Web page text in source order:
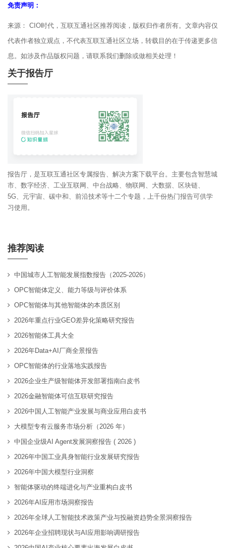
免责声明：
来源： CIO时代，互联互通社区推荐阅读，版权归作者所有。文章内容仅
代表作者独立观点，不代表互联互通社区立场，转载目的在于传递更多信
息。如涉及作品版权问题，请联系我们删除或做相关处理！
关于报告厅
报告厅，是互联互通社区专属报告、解决方案下载平台。主要包含智慧城
市、数字经济、工业互联网、中台战略、物联网、大数据、区块链、
5G、元宇宙、碳中和、前沿技术等十二个专题，上千份热门报告可供学
习使用。
推荐阅读
中国城市人工智能发展指数报告（2025-2026）
OPC智能体定义、能力等级与评价体系
OPC智能体与其他智能体的本质区别
2026年重点行业GEO差异化策略研究报告
2026智能体工具大全
2026年Data+AI厂商全景报告
OPC智能体的行业落地实践报告
2026企业生产级智能体开发部署指南白皮书
2026金融智能体可信互联研究报告
2026中国人工智能产业发展与商业应用白皮书
大模型专有云服务市场分析（2026 年）
中国企业级AI Agent发展洞察报告 ( 2026 )
2026年中国工业具身智能行业发展研究报告
2026年中国大模型行业洞察
智能体驱动的终端进化与产业重构白皮书
2026年AI应用市场洞察报告
2026年全球人工智能技术政策产业与投融资趋势全景洞察报告
2026年企业招聘现状与AI应用影响调研报告